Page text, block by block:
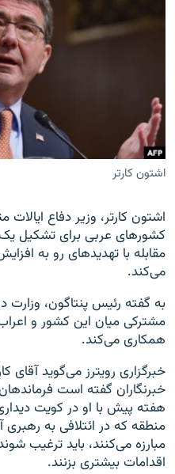
گزارش‌های ویدئویی
English
زبان‌های دیگر
اشتون کارتر
اشتون کارتر، وزیر دفاع ایالات
کشورهای عربی برای تشکیل
مقابله با تهدید‌های رو به
می‌کند.
به گفته رئیس پنتاگون، وزارت
مشترکی میان این کشور و
همکاری می‌کند.
خبرگزاری رویترز می‌گوید آقای
خبرنگاران گفته است
هفته پیش با او در کویت
منطقه که در ائتلافی به
مبارزه می‌کنند، باید ترغیب
اقدامات بیشتری بزنند.